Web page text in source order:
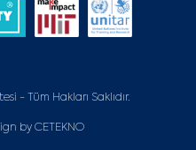
- Tüm Hakları Saklıdır.
by CETEKNO